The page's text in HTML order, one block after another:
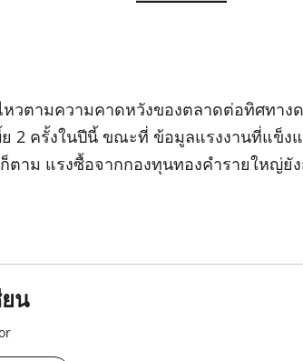
หวตามความคาดหวังของตลาดต่อทิศทาง
2 ครั้งในปีนี้ ขณะที่ ข้อมูลแรงงานที่แข็ง
ตาม แรงซื้อจากกองทุนทองคำรายใหญ่ยั
น